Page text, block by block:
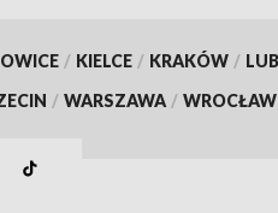
/ KIELCE / KRAKÓW /
/ WARSZAWA / WROCŁAW